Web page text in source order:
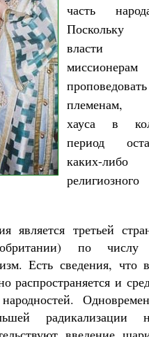
часть
Поскольку
власти
миссионерам
племенам,
хауса в
период
каких-
является третьей
по числу
Есть сведения, что
распространяется и
радикализации